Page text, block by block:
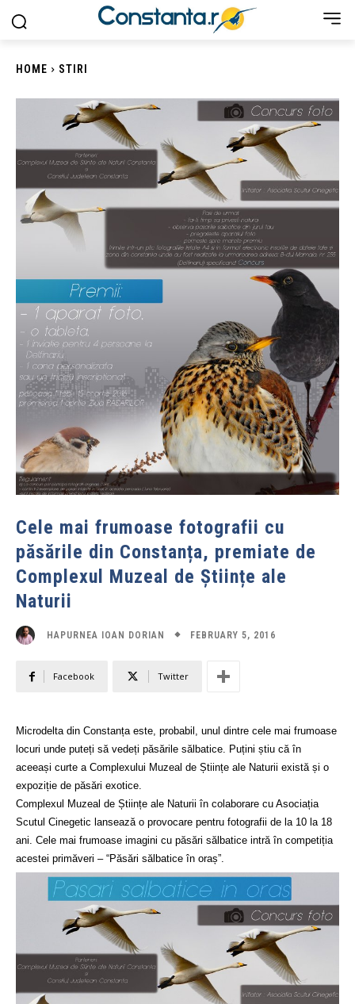
HOME STIRI
Cele mai frumoase fotografii cu
păsările din Constanța, premiate de
Complexul Muzeal de Științe ale
Naturii
HAPURNEA IOAN DORIAN FEBRUARY 5, 2016
Facebook Twitter
Microdelta din Constanța este, probabil, unul dintre cele mai frumoase
locuri unde puteți să vedeți păsările sălbatice. Puțini știu că în
aceeași curte a Complexului Muzeal de Științe ale Naturii există și o
expoziție de păsări exotice.
Complexul Muzeal de Științe ale Naturii în colaborare cu Asociația
Scutul Cinegetic lansează o provocare pentru fotografii de la 10 la 18
ani. Cele mai frumoase imagini cu păsări sălbatice intră în competiția
acestei primăveri – “Păsări sălbatice în oraș”.